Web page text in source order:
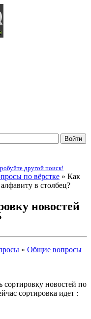
Войти
другой поиск!
по вёрстке » Как
в столбец?
новостей
» Общие вопросы
новостей по
сортировка идет :